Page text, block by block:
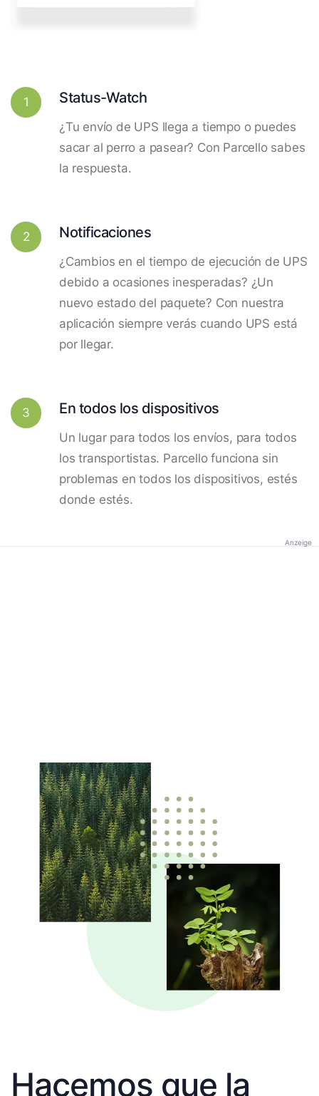
1 Status-Watch
¿Tu envío de UPS llega a tiempo o puedes
sacar al perro a pasear? Con Parcello sabes
la respuesta.
2 Notificaciones
¿Cambios en el tiempo de ejecución de UPS
debido a ocasiones inesperadas? ¿Un
nuevo estado del paquete? Con nuestra
aplicación siempre verás cuando UPS está
por llegar.
3 En todos los dispositivos
Un lugar para todos los envíos, para todos
los transportistas. Parcello funciona sin
problemas en todos los dispositivos, estés
donde estés.
Anzeige
Hacemos que la